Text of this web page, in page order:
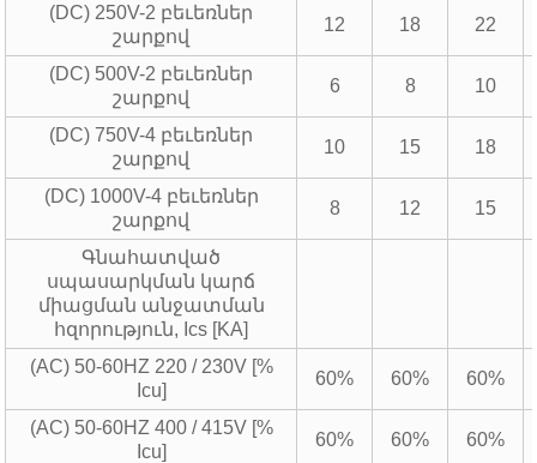
(DC) 250V-2 բեւեռներ
շարքով
12 18 22
(DC) 500V-2 բեւեռներ
շարքով
6 8 10
(DC) 750V-4 բեւեռներ
շարքով
10 15 18
(DC) 1000V-4 բեւեռներ
շարքով
8 12 15
Գնահատված
սպասարկման կարճ
միացման անջատման
հզորություն, Ics [KA]
(AC) 50-60HZ 220 / 230V [%
Icu]
60% 60% 60%
(AC) 50-60HZ 400 / 415V [%
Icu]
60% 60% 60%